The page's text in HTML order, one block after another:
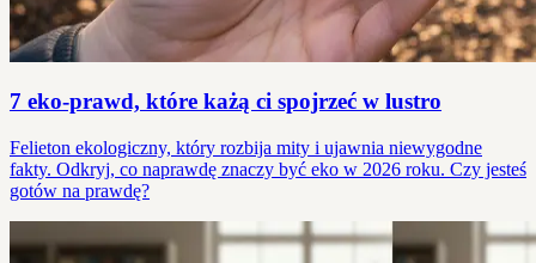
7 eko-prawd, które każą ci spojrzeć w lustro
Felieton ekologiczny, który rozbija mity i ujawnia niewygodne
fakty. Odkryj, co naprawdę znaczy być eko w 2026 roku. Czy jesteś
gotów na prawdę?